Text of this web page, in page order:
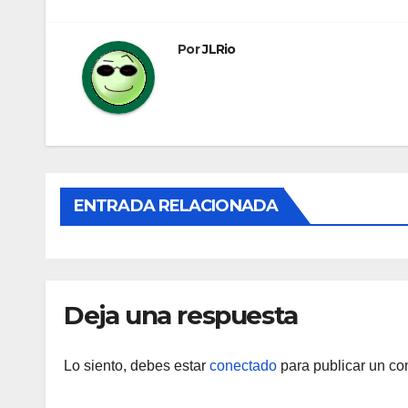
entradas
PorJLRio
ENTRADA RELACIONADA
Deja una respuesta
Lo siento, debes estar conectado para publicar un